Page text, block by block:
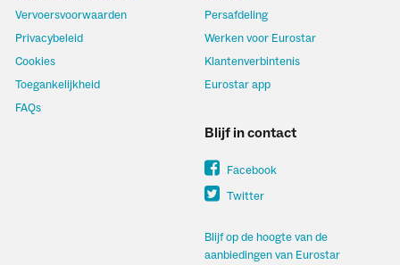
Vervoersvoorwaarden
Privacybeleid
Cookies
Toegankelijkheid
FAQs
Persafdeling
Werken voor Eurostar
Klantenverbintenis
Eurostar app
Blijf in contact
Facebook
Twitter
Blijf op de hoogte van de
aanbiedingen van Eurostar